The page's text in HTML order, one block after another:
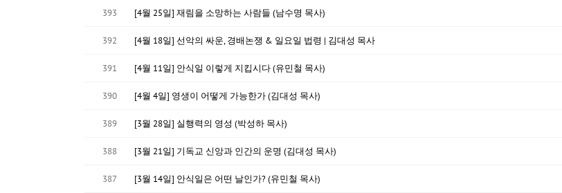
393 [4월 25일] 재림을 소망하는 사람들 (남수명 목사)
392 [4월 18일] 선악의 싸운, 경배논쟁 & 일요일 법령 | 김대성 목사
391 [4월 11일] 안식일 이렇게 지킵시다 (유민철 목사)
390 [4월 4일] 영생이 어떻게 가능한가 (김대성 목사)
389 [3월 28일] 실행력의 영성 (박성하 목사)
388 [3월 21일] 기독교 신앙과 인간의 운명 (김대성 목사)
387 [3월 14일] 안식일은 어떤 날인가? (유민철 목사)